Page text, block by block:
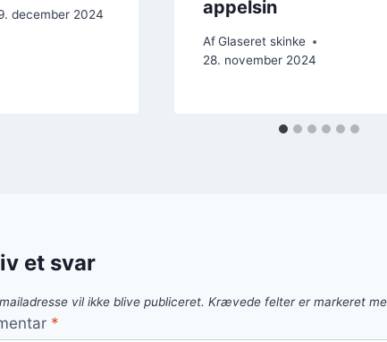
december 2024
appelsin
Af Glaseret skinke
28. november 2024
et svar
vil ikke blive publiceret. Krævede felter er markeret
*